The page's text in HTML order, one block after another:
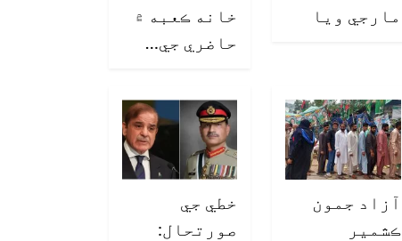
مارجي ويا
خانه ڪعبه ۾
حاضري جي…
آزاد جمون
ڪشمير
خطي جي
صورتحال: